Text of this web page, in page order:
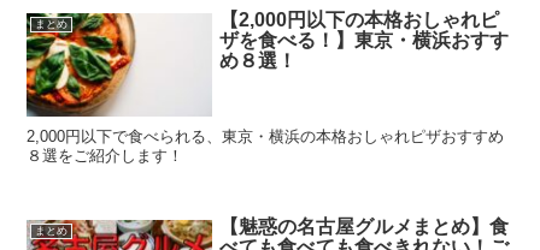
まとめ
【2,000円以下の本格おしゃれピ
ザを食べる！】東京・横浜おすす
め８選！
2,000円以下で食べられる、東京・横浜の本格おしゃれピザおすすめ
８選をご紹介します！
まとめ
【魅惑の名古屋グルメまとめ】食